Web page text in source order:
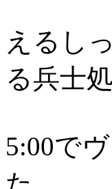
えるし
る兵士
5:00で